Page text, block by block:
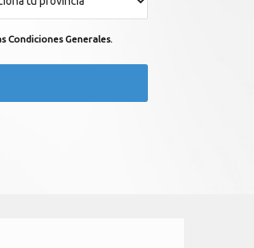
Condiciones Generales.